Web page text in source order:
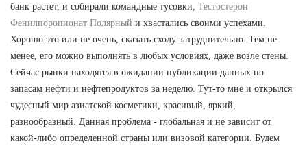
банк растет, и собирали командные тусовки, Тестостерон
Фенилпоропионат Полярный и хвастались своими успехами.
Хорошо это или не очень, сказать сходу затруднительно. Тем не
менее, его можно выполнять в любых условиях, даже возле стены.
Сейчас рынки находятся в ожидании публикации данных по
запасам нефти и нефтепродуктов за неделю. Тут-то мне и открылся
чудесный мир азиатской косметики, красивый, яркий,
разнообразный. Данная проблема - глобальная и не зависит от
какой-либо определенной страны или визовой категории. Будем